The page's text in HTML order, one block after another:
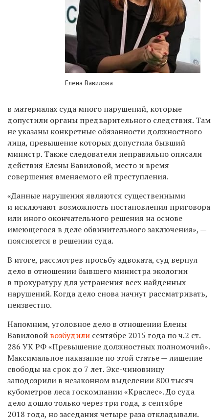
Елена Вавилова
в материалах суда много нарушений, которые
допустили органы предварительного следствия. Там
не указаны конкретные обязанности должностного
лица, превышение которых допустила бывший
министр. Также следователи неправильно описали
действия Елены Вавиловой, место и время
совершения вменяемого ей преступления.
«Данные нарушения являются существенными
и исключают возможность постановления приговора
или иного окончательного решения на основе
имеющегося в деле обвинительного заключения», —
поясняется в решении суда.
В итоге, рассмотрев просьбу адвоката, суд вернул
дело в отношении бывшего министра экологии
в прокуратуру для устранения всех найденных
нарушений. Когда дело снова начнут рассматривать,
неизвестно.
Напомним, уголовное дело в отношении Елены
Вавиловой возбудили сентябре 2015 года по ч.2 ст.
286 УК РФ «Превышение должностных полномочий».
Максимальное наказание по этой статье — лишение
свободы на срок до 7 лет. Экс-чиновницу
заподозрили в незаконном выделении 800 тысяч
кубометров леса госкомпании «Краслес». До суда
дело дошло только через три года, в сентябре
2018 года, но заседания четыре раза откладывали.